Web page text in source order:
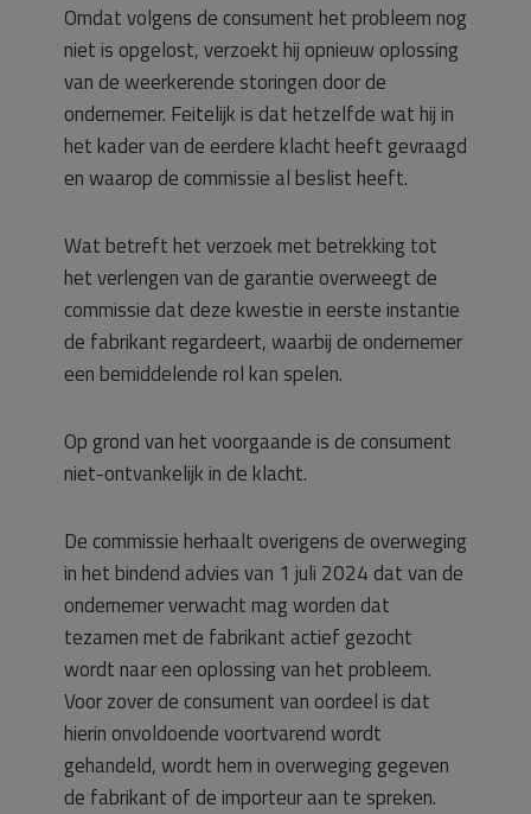
Omdat volgens de consument het probleem nog
niet is opgelost, verzoekt hij opnieuw oplossing
van de weerkerende storingen door de
ondernemer. Feitelijk is dat hetzelfde wat hij in
het kader van de eerdere klacht heeft gevraagd
en waarop de commissie al beslist heeft.
Wat betreft het verzoek met betrekking tot
het verlengen van de garantie overweegt de
commissie dat deze kwestie in eerste instantie
de fabrikant regardeert, waarbij de ondernemer
een bemiddelende rol kan spelen.
Op grond van het voorgaande is de consument
niet-ontvankelijk in de klacht.
De commissie herhaalt overigens de overweging
in het bindend advies van 1 juli 2024 dat van de
ondernemer verwacht mag worden dat
tezamen met de fabrikant actief gezocht
wordt naar een oplossing van het probleem.
Voor zover de consument van oordeel is dat
hierin onvoldoende voortvarend wordt
gehandeld, wordt hem in overweging gegeven
de fabrikant of de importeur aan te spreken.